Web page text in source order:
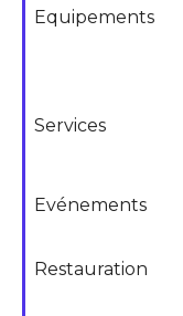
Equipements
Services
Evénements
Restauration